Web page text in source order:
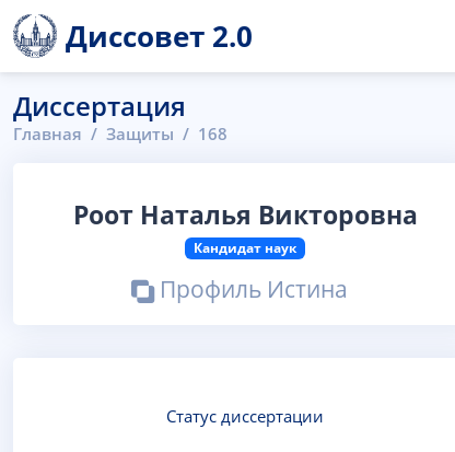
Диссовет 2.0
Диссертация
Главная Защиты 168
Роот Наталья Викторовна
Кандидат наук
Профиль Истина
Статус диссертации